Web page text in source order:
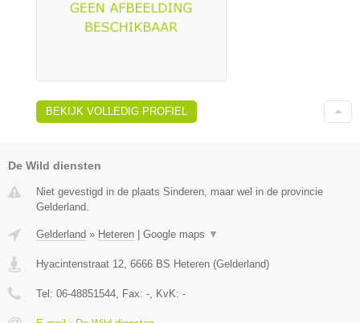
BEKIJK VOLLEDIG PROFIEL
De Wild diensten
Niet gevestigd in de plaats Sinderen, maar wel in de provincie
Gelderland.
Gelderland » Heteren Google maps ▼
Hyacintenstraat 12 6666 BS Heteren (Gelderland)
Tel: 06-48851544 , Fax: - , KvK: -